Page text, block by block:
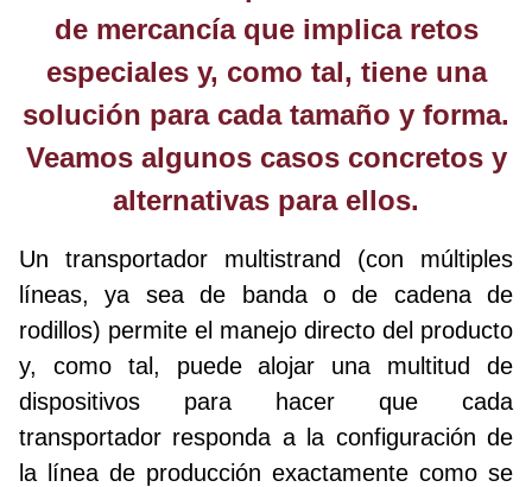
de mercancía que implica retos
especiales y, como tal, tiene una
solución para cada tamaño y forma.
Veamos algunos casos concretos y
alternativas para ellos.
Un transportador multistrand (con múltiples
líneas, ya sea de banda o de cadena de
rodillos) permite el manejo directo del producto
y, como tal, puede alojar una multitud de
dispositivos para hacer que cada
transportador responda a la configuración de
la línea de producción exactamente como se